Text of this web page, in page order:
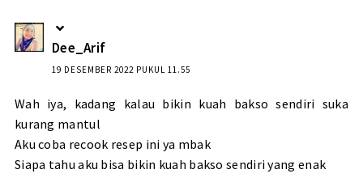
Dee_Arif
19 DESEMBER 2022 PUKUL 11.55
Wah iya, kadang kalau bikin kuah bakso sendiri suka
kurang mantul
Aku coba recook resep ini ya mbak
Siapa tahu aku bisa bikin kuah bakso sendiri yang enak